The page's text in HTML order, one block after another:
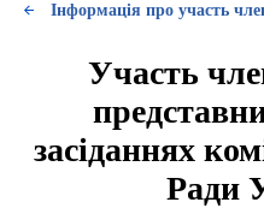
Інформація про участь
Участь
засіданнях
Ради